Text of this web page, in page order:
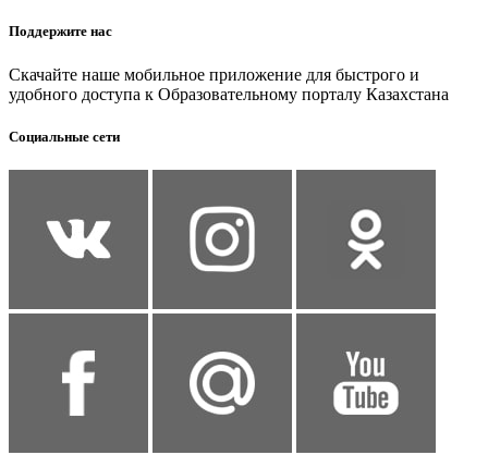
Поддержите нас
Скачайте наше мобильное приложение для быстрого и
удобного доступа к Образовательному порталу Казахстана
Социальные сети